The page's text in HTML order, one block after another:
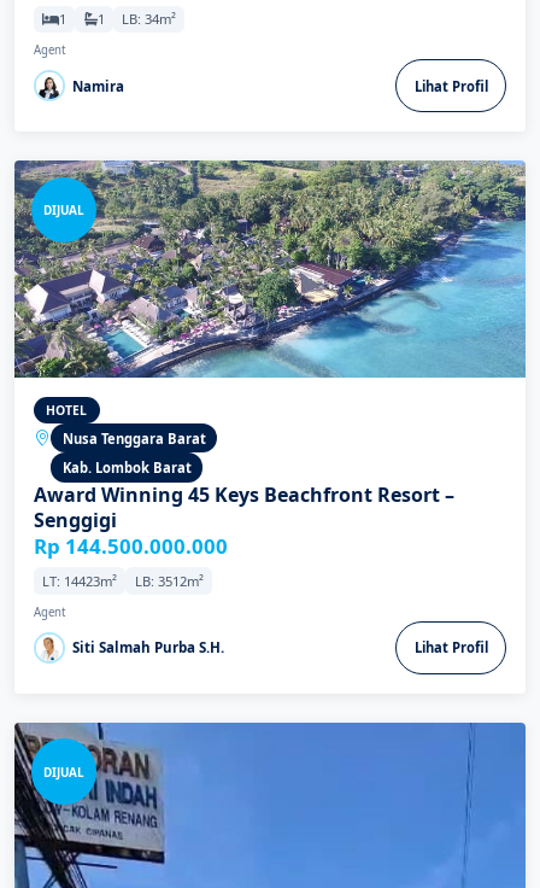
1 1 LB: 34m²
Agent
Namira Lihat Profil
DIJUAL
HOTEL
Nusa Tenggara Barat
Kab. Lombok Barat
Award Winning 45 Keys Beachfront Resort –
Senggigi
Rp 144.500.000.000
LT: 14423m² LB: 3512m²
Agent
Siti Salmah Purba S.H. Lihat Profil
DIJUAL